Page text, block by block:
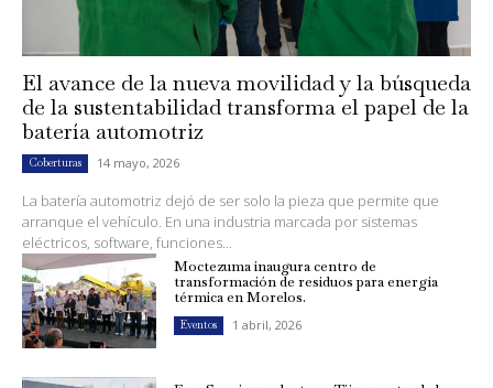
El avance de la nueva movilidad y la búsqueda
de la sustentabilidad transforma el papel de la
batería automotriz
Coberturas 14 mayo, 2026
La batería automotriz dejó de ser solo la pieza que permite que
arranque el vehículo. En una industria marcada por sistemas
eléctricos, software, funciones...
Moctezuma inaugura centro de
transformación de residuos para energía
térmica en Morelos.
Eventos 1 abril, 2026